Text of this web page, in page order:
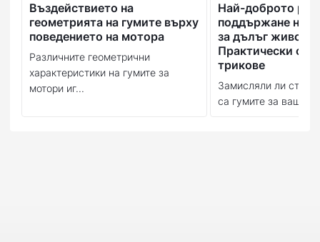
Въздействието на
геометрията на гумите върху
поведението на мотора
Различните геометрични
характеристики на гумите за
мотори иг...
Най-доброто
поддържане на
за дълъг живот:
Практически
трикове
Замисляли ли сте
са гумите за вашия